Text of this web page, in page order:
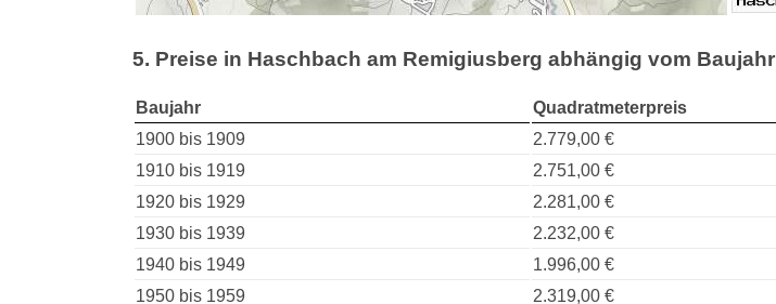
5. Preise in Haschbach am Remigiusberg abhängig vom Baujahr
Baujahr Quadratmeterpreis
1900 bis 1909
2.779,00 €
1910 bis 1919
2.751,00 €
1920 bis 1929
2.281,00 €
1930 bis 1939
2.232,00 €
1940 bis 1949
1.996,00 €
1950 bis 1959
2.319,00 €